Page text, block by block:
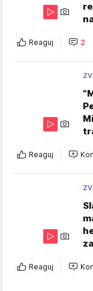
Reaguj 2
Reaguj
Reaguj